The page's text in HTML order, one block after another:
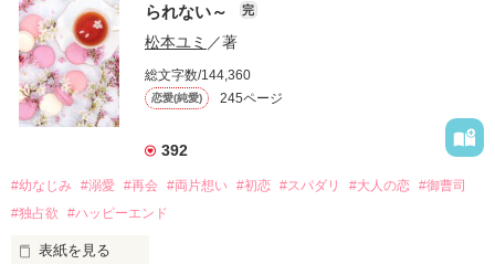
られない～
完
松本ユミ ／著
総文字数/144,360
恋愛(純愛) 245ページ
392
#幼なじみ #溺愛 #再会 #両片想い #初恋 #スパダリ #大人の恋 #御曹司
#独占欲
#ハッピーエンド
表紙を見る